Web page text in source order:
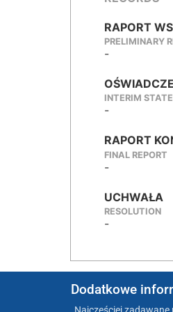
RAPORT
PRELIMINARY
-
INTERIM
-
RAPORT
FINAL REPORT
-
UCHWAŁA
RESOLUTION
-
Dodatkowe